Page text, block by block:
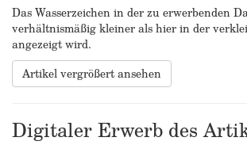
Das Wasserzeichen in der zu erwerbenden
verhältnismäßig kleiner als hier in der
angezeigt wird.
Artikel vergrößert ansehen
Digitaler Erwerb des